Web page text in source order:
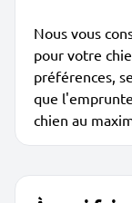
Nous vous
pour votre
préférences,
que
chien au